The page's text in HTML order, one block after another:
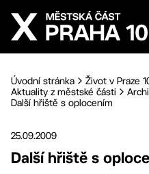
Přejít na hlavní obsah
Úvodní stránka Život v Praze
Aktuality z městské části
Další hřiště s oplocením
25.09.2009
Další hřiště s